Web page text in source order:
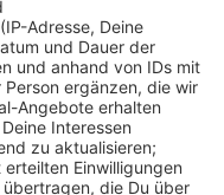
starr auch
dann für
entsprechend